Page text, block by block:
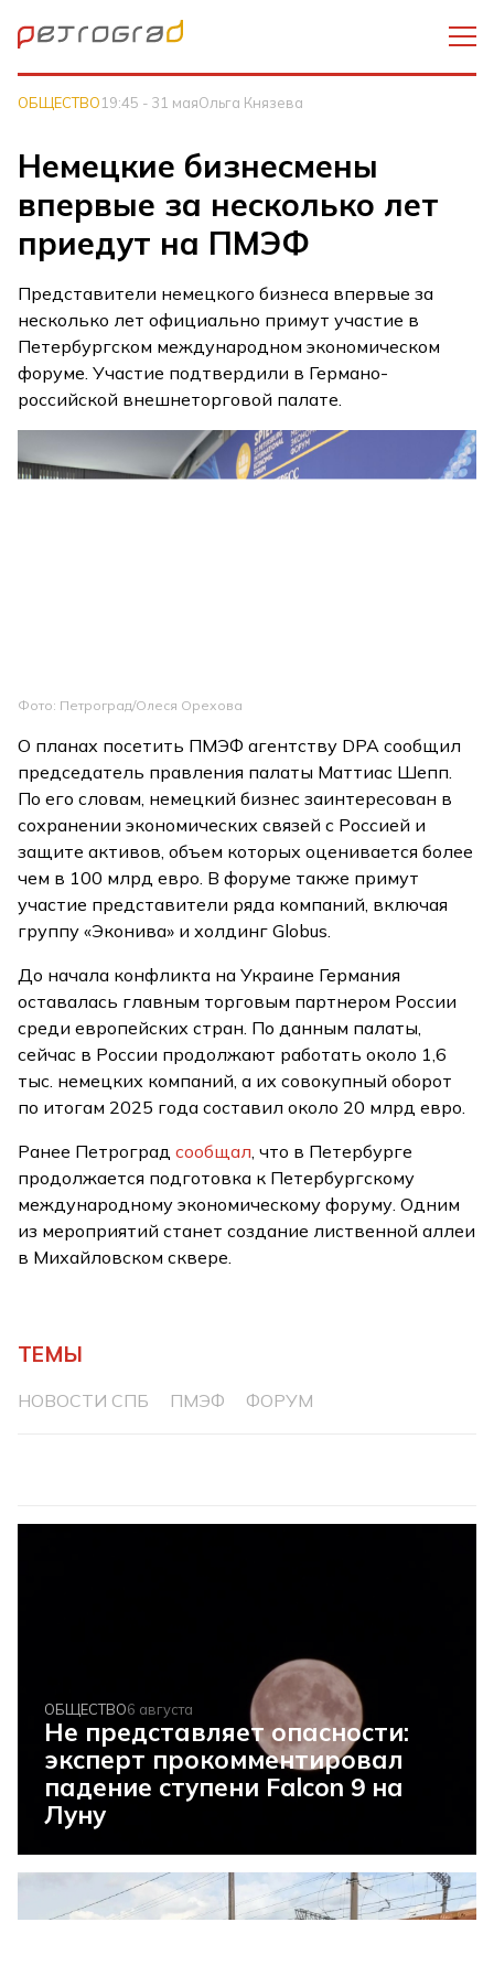
ОБЩЕСТВО19:45 - 31 маяОльга Князева
Немецкие бизнесмены
впервые за несколько лет
приедут на ПМЭФ
Представители немецкого бизнеса впервые за
несколько лет официально примут участие в
Петербургском международном экономическом
форуме. Участие подтвердили в Германо-
российской внешнеторговой палате.
Фото: Петроград/Олеся Орехова
О планах посетить ПМЭФ агентству DPA сообщил
председатель правления палаты Маттиас Шепп.
По его словам, немецкий бизнес заинтересован в
сохранении экономических связей с Россией и
защите активов, объем которых оценивается более
чем в 100 млрд евро. В форуме также примут
участие представители ряда компаний, включая
группу «Эконива» и холдинг Globus.
До начала конфликта на Украине Германия
оставалась главным торговым партнером России
среди европейских стран. По данным палаты,
сейчас в России продолжают работать около 1,6
тыс. немецких компаний, а их совокупный оборот
по итогам 2025 года составил около 20 млрд евро.
Ранее Петроградсообщал , что в Петербурге
продолжается подготовка к Петербургскому
международному экономическому форуму. Одним
из мероприятий станет создание лиственной аллеи
в Михайловском сквере.
ТЕМЫ
НОВОСТИ СПБ ПМЭФ ФОРУМ
ОБЩЕСТВО6 августа
Не представляет опасности:
эксперт прокомментировал
падение ступени Falcon 9 на
Луну